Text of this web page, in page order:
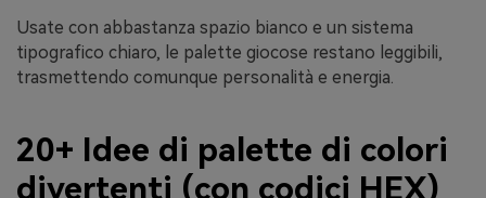
Usate con abbastanza spazio bianco e un sistema
tipografico chiaro, le palette giocose restano leggibili,
trasmettendo comunque personalità e energia.
20+ Idee di palette di colori
divertenti (con codici HEX)